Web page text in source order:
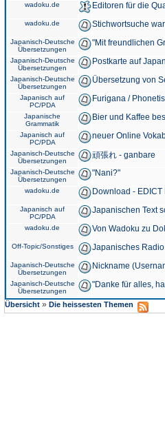
wadoku.de Editoren für die
wadoku.de Stichwortsuche
Japanisch-Deutsche
Übersetzungen
"Mit freundlichen
Japanisch-Deutsche
Übersetzungen
Postkarte auf
Japanisch-Deutsche
Übersetzungen
Übersetzung von
Japanisch auf
PC/PDA
Furigana /
Japanische
Grammatik
Bier und Kaffee
Japanisch auf
PC/PDA
neuer Online
Japanisch-Deutsche
Übersetzungen
頑張れ - ganbare
Japanisch-Deutsche
Übersetzungen
"Nani?"
wadoku.de Download - EDICT
Japanisch auf
PC/PDA
Japanischen Text
wadoku.de Von Wadoku zu
Off-Topic/Sonstiges Japanisches
Japanisch-Deutsche
Übersetzungen
Nickname
Japanisch-Deutsche
Übersetzungen
"Danke für alles,
Übersicht » Die heissesten Themen